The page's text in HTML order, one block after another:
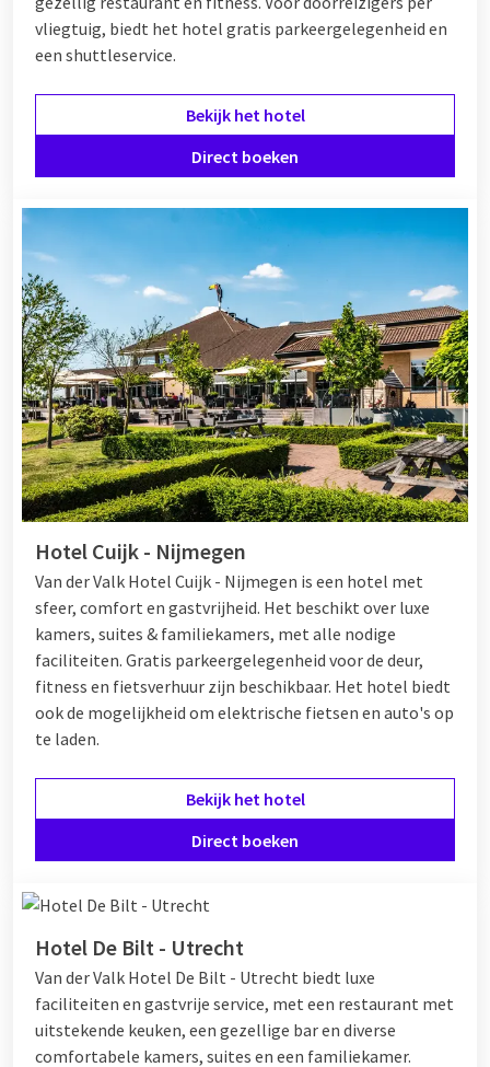
vliegtuig, biedt het hotel gratis parkeergelegenheid en
een shuttleservice.
Bekijk het hotel
Direct boeken
Hotel Cuijk - Nijmegen
Van der Valk Hotel Cuijk - Nijmegen is een hotel met
sfeer, comfort en gastvrijheid. Het beschikt over luxe
kamers, suites & familiekamers, met alle nodige
faciliteiten. Gratis parkeergelegenheid voor de deur,
fitness en fietsverhuur zijn beschikbaar. Het hotel biedt
ook de mogelijkheid om elektrische fietsen en auto's op
te laden.
Bekijk het hotel
Direct boeken
Hotel De Bilt - Utrecht
Van der Valk Hotel De Bilt - Utrecht biedt luxe
faciliteiten en gastvrije service, met een restaurant met
uitstekende keuken, een gezellige bar en diverse
comfortabele kamers, suites en een familiekamer.